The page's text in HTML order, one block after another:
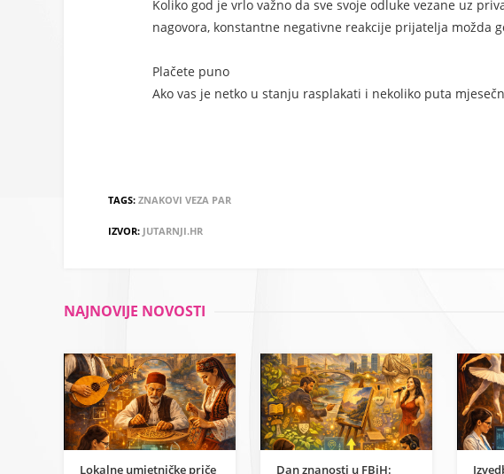
Koliko god je vrlo važno da sve svoje odluke vezane uz
nagovora, konstantne negativne reakcije prijatelja možda
Plačete puno
Ako vas je netko u stanju rasplakati i nekoliko puta
TAGS: ZNAKOVI VEZA PAR
IZVOR: JUTARNJI.HR
NAJNOVIJE NOVOSTI
Lokalne umjetničke priče
Dan znanosti u FBiH: